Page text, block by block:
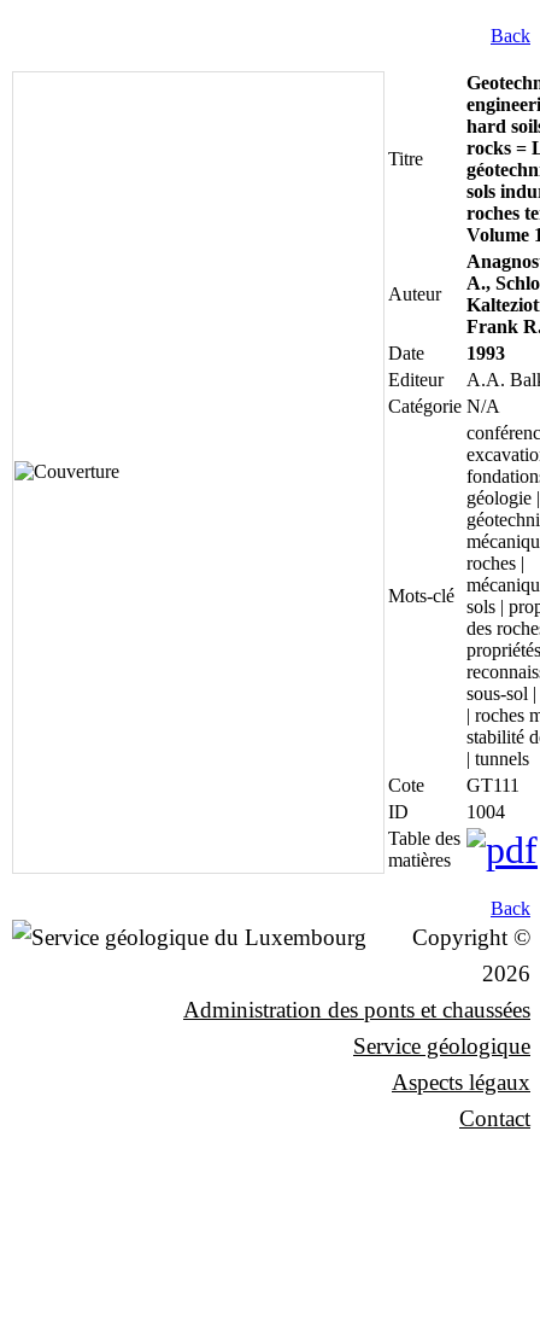
Back
Titre
hard
rocks =
sols
roches
Volume
Auteur
A.,
Frank
Date
1993
Editeur
A.A.
Catégorie N/A
Mots-clé
géologie |
roches |
sols |
des
sous-sol
| roches
stabilité
| tunnels
Cote
GT111
ID
1004
Table des
matières
Back
Copyright ©
2026
Administration des ponts et chaussées
Service géologique
Aspects légaux
Contact